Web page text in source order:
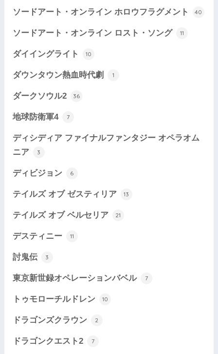
ソードアート・オンライン ホロウフラグメント 40
ソードアート・オンライン ロスト・ソング 11
ダイイングライト 10
ダウンタウン熱血時代劇 1
ダークソウル2 36
地球防衛軍4 7
ディシディア ファイナルファンタジー オペラオム
ニア
3
ディビジョン 6
テイルズ オブ ゼスティリア 13
テイルズ オブ ベルセリア 21
デスティニー 11
討鬼伝 3
東京新世録オペレーションバベル 7
トゥモローチルドレン 10
ドラゴンズクラウン 2
ドラゴンクエスト2 7